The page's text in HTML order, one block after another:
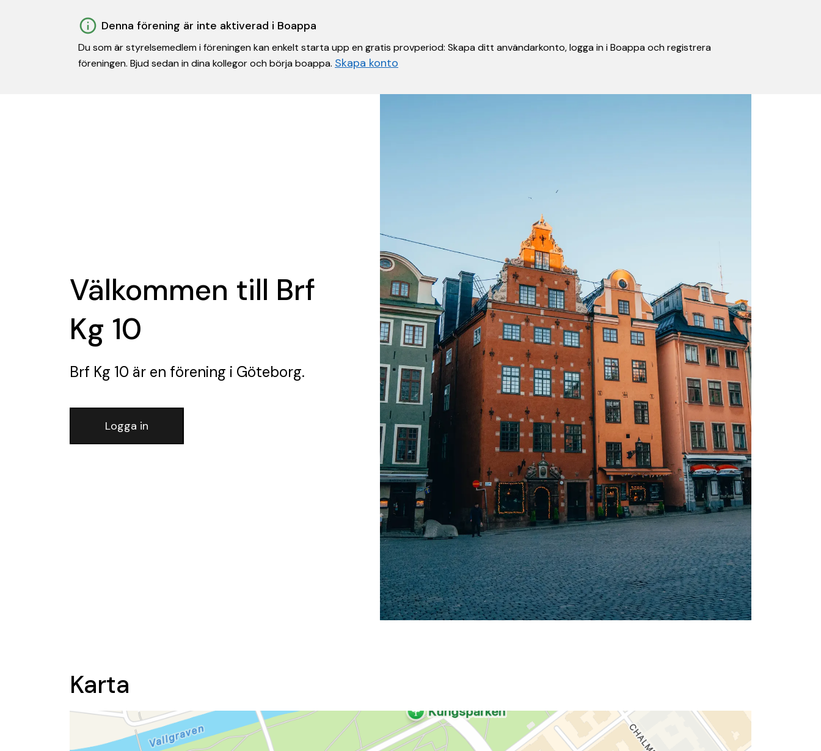
Denna förening är inte aktiverad i Boappa
Du som är styrelsemedlem i föreningen kan enkelt starta upp en gratis provperiod: Skapa ditt användarkonto, logga in i Boappa och registrera
föreningen. Bjud sedan in dina kollegor och börja boappa. Skapa konto
Välkommen till Brf
Kg 10
Brf Kg 10 är en förening i Göteborg.
Logga in
Karta